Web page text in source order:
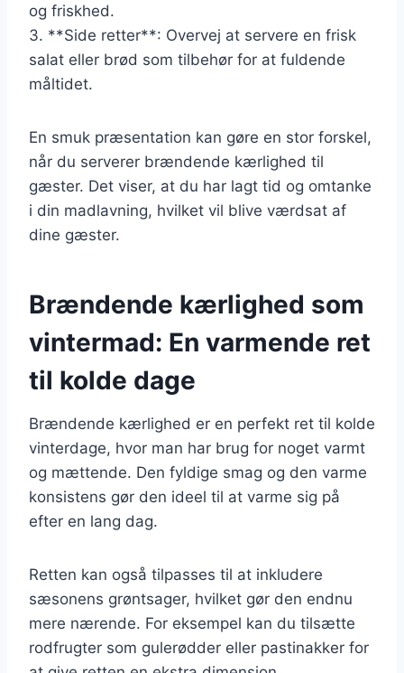
og friskhed.
3. **Side retter**: Overvej at servere en frisk
salat eller brød som tilbehør for at fuldende
måltidet.
En smuk præsentation kan gøre en stor forskel,
når du serverer brændende kærlighed til
gæster. Det viser, at du har lagt tid og omtanke
i din madlavning, hvilket vil blive værdsat af
dine gæster.
Brændende kærlighed som
vintermad: En varmende ret
til kolde dage
Brændende kærlighed er en perfekt ret til kolde
vinterdage, hvor man har brug for noget varmt
og mættende. Den fyldige smag og den varme
konsistens gør den ideel til at varme sig på
efter en lang dag.
Retten kan også tilpasses til at inkludere
sæsonens grøntsager, hvilket gør den endnu
mere nærende. For eksempel kan du tilsætte
rodfrugter som gulerødder eller pastinakker for